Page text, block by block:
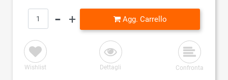
Quantità
Agg. Carrello
Wishlist Dettagli Confronta